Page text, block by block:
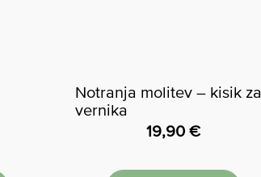
Notranja molitev – kisik za
vernika
19,90€